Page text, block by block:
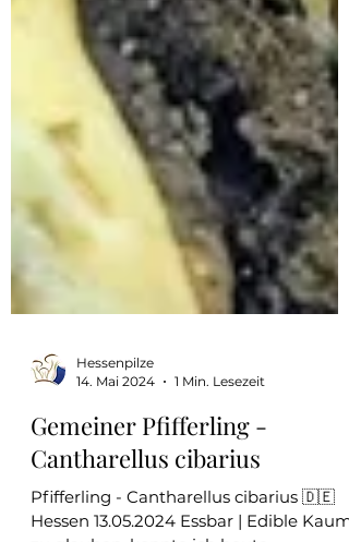
Hessenpilze
14. Mai 2024
1 Min. Lesezeit
Gemeiner Pfifferling -
Cantharellus cibarius